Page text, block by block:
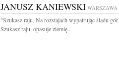
JANUSZ KANIEWSKI WARSZAWA
"Szukasz raju, Na rozstajach wypatrując śladu gór.
Szukasz raju, opasuje ziemię...